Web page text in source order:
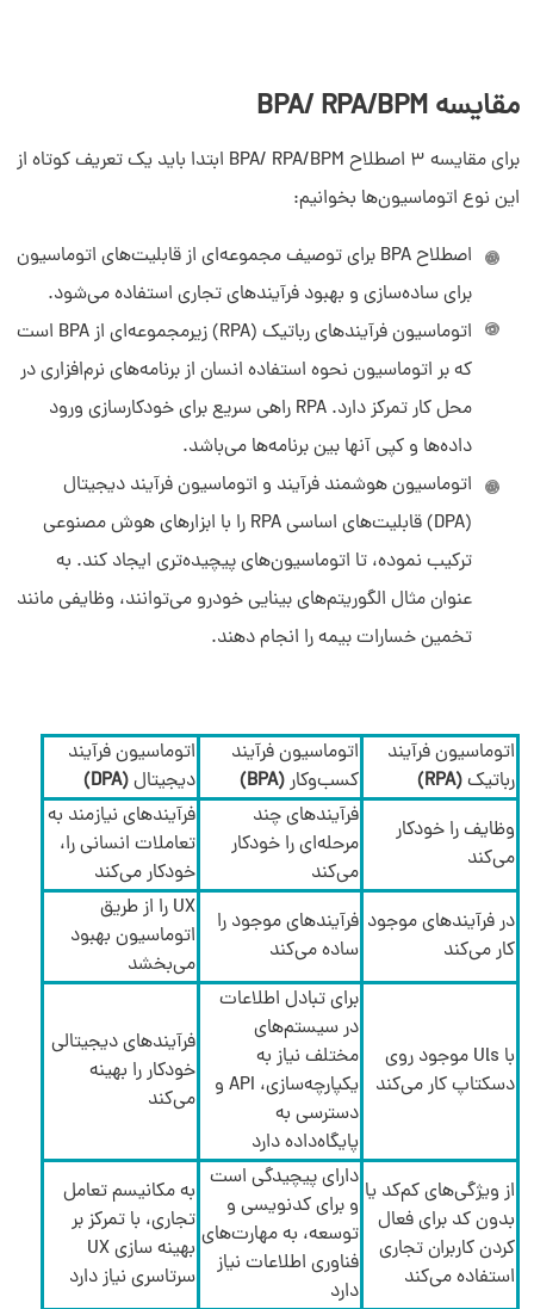
مقایسه BPA/ RPA/BPM
برای مقایسه 3 اصطلاح BPA/ RPA/BPM ابتدا باید یک تعریف کوتاه از
این نوع اتوماسیون‌ها بخوانیم:
اصطلاح BPA برای توصیف مجموعه‌ای از قابلیت‌های اتوماسیون
برای ساده‌سازی و بهبود فرآیندهای تجاری استفاده می‌شود.
اتوماسیون فرآیندهای رباتیک (RPA) زیرمجموعه‌ای از BPA است
که بر اتوماسیون نحوه استفاده انسان از برنامه‌های نرم‌افزاری در
محل کار تمرکز دارد. RPA راهی سریع برای خودکارسازی ورود
داده‌ها و کپی آنها بین برنامه‌ها می‌باشد.
اتوماسیون هوشمند فرآیند و اتوماسیون فرآیند دیجیتال
(DPA) قابلیت‌های اساسی RPA را با ابزارهای هوش مصنوعی
ترکیب نموده، تا اتوماسیون‌های پیچیده‌تری ایجاد کند. به
عنوان مثال الگوریتم‌های بینایی خودرو می‌توانند، وظایفی مانند
تخمین خسارات بیمه را انجام دهند.
اتوماسیون فرآیند
رباتیک(RPA)
اتوماسیون فرآیند
کسب‌وکار(BPA)
اتوماسیون فرآیند
دیجیتال(DPA)
وظایف را خودکار
می‌کند
فرآیندهای چند
مرحله‌ای را خودکار
می‌کند
فرآیندهای نیازمند به
تعاملات انسانی را،
خودکار می‌کند
در فرآیندهای موجود
کار می‌کند
فرآیندهای موجود را
ساده می‌کند
UX را از طریق
اتوماسیون بهبود
می‌بخشد
با Uls موجود روی
دسکتاپ کار می‌کند
برای تبادل اطلاعات
در سیستم‌های
مختلف نیاز به
یکپارچه‌سازی، API و
دسترسی به
پایگاه‌داده دارد
فرآیندهای دیجیتالی
خودکار را بهینه
می‌کند
از ویژگی‌های کم‌کد یا
بدون کد برای فعال
کردن کاربران تجاری
استفاده می‌کند
دارای پیچیدگی است
و برای کدنویسی و
توسعه، به مهارت‌های
فناوری اطلاعات نیاز
دارد
به مکانیسم تعامل
تجاری، با تمرکز بر
بهینه سازی UX
سرتاسری نیاز دارد